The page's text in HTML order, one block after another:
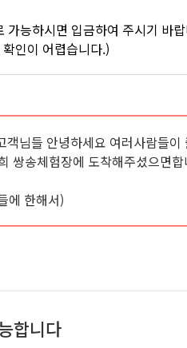
가능하시면 입금하여 주시기 바
인이 어렵습니다.)
님들 안녕하세요 여러사람들
쌍송체험장에 도착해주셨으면
에 한해서)
합니다